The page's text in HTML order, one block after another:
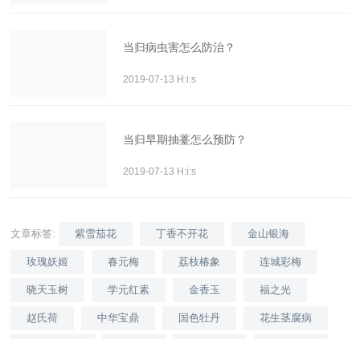
当归病虫害怎么防治？
2019-07-13 H:i:s
当归早期抽薹怎么预防？
2019-07-13 H:i:s
文章标签: 紫雪茄花 丁香不开花 金山银海
玫瑰妖姬 春元梅 荔枝椿象 连城彩梅
晓天玉树 学元红素 金香玉 福之光
赵氏荷 中华宝鼎 国色牡丹 花生茎腐病